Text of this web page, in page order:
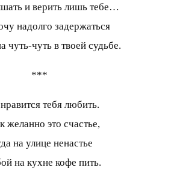
и верить лишь тебе…
надолго задержаться
чуть-чуть в твоей судьбе.
***
тебя любить.
желанно это счастье,
на улице ненастье
на кухне кофе пить.